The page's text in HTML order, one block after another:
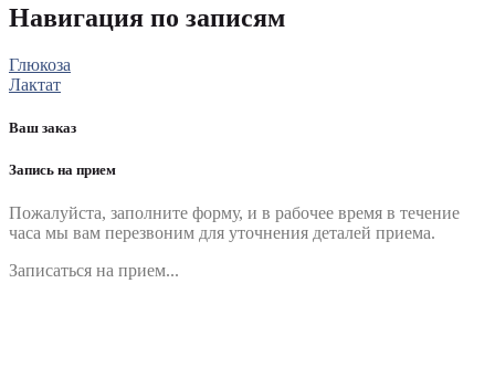
Навигация по записям
Глюкоза
Лактат
Ваш заказ
Запись на прием
Пожалуйста, заполните форму, и в рабочее время в течение
часа мы вам перезвоним для уточнения деталей приема.
Записаться на прием...